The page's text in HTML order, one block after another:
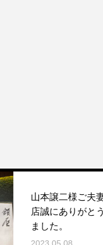
ご夫妻、ご来
がとうござい